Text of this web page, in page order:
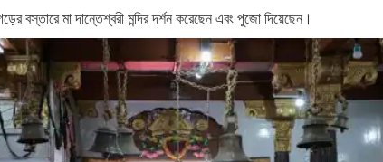
বস্তারে মা দান্তেশ্বরী মন্দির দর্শন করেছেন এবং পুজো দিয়েছেন।